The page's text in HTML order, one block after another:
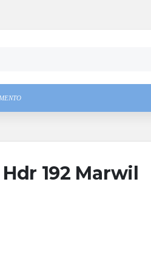
192 Marwil